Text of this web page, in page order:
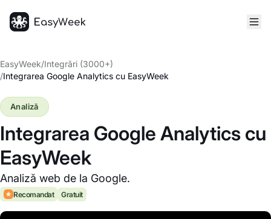
EasyWeek/Integrări (3000+)
/Integrarea Google Analytics cu EasyWeek
Integrarea Google Analytics cu
EasyWeek
Analiză web de la Google.
Analiză
Recomandat Gratuit